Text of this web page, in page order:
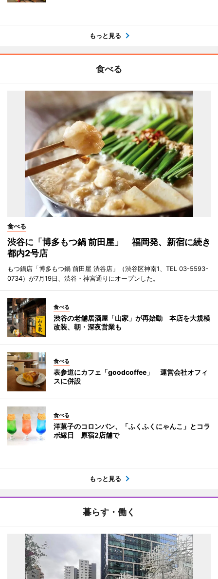
もっと見る
食べる
食べる
渋谷に「博多もつ鍋 前田屋」 福岡発、新宿に続き
都内2号店
もつ鍋店「博多もつ鍋 前田屋 渋谷店」（渋谷区神南1、TEL 03-5593-
0734）が7月19日、渋谷・神宮通りにオープンした。
食べる
渋谷の老舗居酒屋「山家」が再始動 本店を大規模
改装、朝・深夜営業も
食べる
表参道にカフェ「goodcoffee」 運営会社オフィ
スに併設
食べる
洋菓子のコロンバン、「ふくふくにゃんこ」とコラ
ボ縁日 原宿2店舗で
もっと見る
暮らす・働く